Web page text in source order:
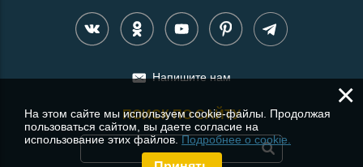
Напишите нам
ПОИСК ПО САЙТУ
×
На этом сайте мы используем cookie-файлы. Продолжая
пользоваться сайтом, вы даете согласие на
использование этих файлов.Подробнее о cookie.